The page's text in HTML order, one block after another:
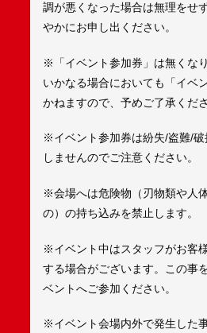
調が悪くなった場合は無理をせ
やかにお申し出ください。
※「イベント参加券」は無くな
いかなる場合においても「イベ
かねますので、予めご了承くださ
※イベント参加券は紛失/盗難/
しませんのでご注意ください。
※会場へは危険物（刃物類や人
の）の持ち込みを禁止します。
※イベント中はスタッフがお客
する場合がございます。この事
ベントへご参加ください。
※イベント会場内外で発生した